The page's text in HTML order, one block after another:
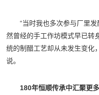
“当时我也多次参与厂里
然曾经的手工作坊模式早已转
统的制醋工艺却从未发生变化
说。
180年恒顺传承中汇聚更